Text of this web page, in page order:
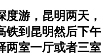
游，昆明两天，
铁到昆明然后下午
两室一厅或者三室